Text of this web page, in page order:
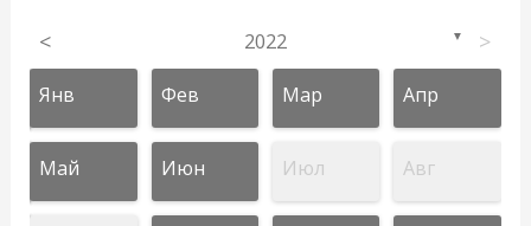
< 2022 ▼ >
Янв Фев Мар Апр
Май Июн Июл Авг